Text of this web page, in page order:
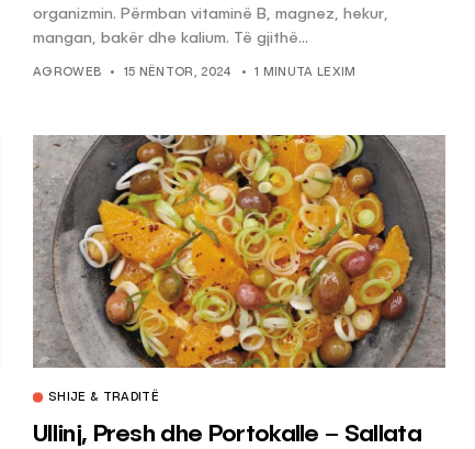
organizmin. Përmban vitaminë B, magnez, hekur,
mangan, bakër dhe kalium. Të gjithë...
AGROWEB 15 NËNTOR, 2024 1 MINUTA LEXIM
SHIJE & TRADITË
Ullinj, Presh dhe Portokalle – Sallata